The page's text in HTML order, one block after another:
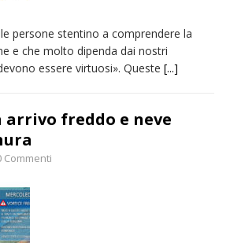
le persone stentino a comprendere la
e che molto dipenda dai nostri
essere virtuosi». Queste [...]
freddo e neve
Commenti